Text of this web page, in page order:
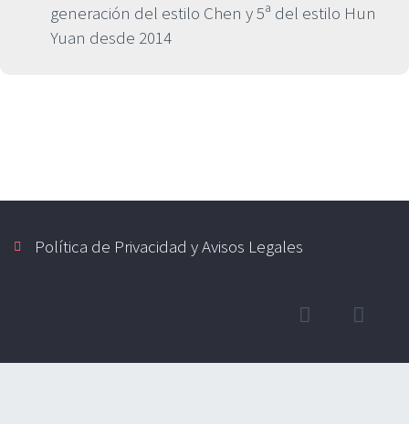
generación del estilo Chen y 5ª del estilo Hun
Yuan desde 2014
Política de Privacidad y Avisos Legales